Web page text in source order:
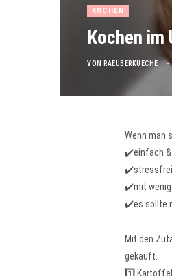
KOCHEN
Kochen im
VON RAEUBERKUECHE
Wenn man
✔️einfach &
✔️stressfrei
✔️mit wenig
✔️es sollte
Mit den
gekauft.
1️⃣